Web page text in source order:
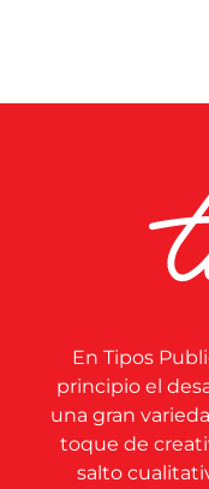
En Tipos
principio el
una gran
toque de
salto